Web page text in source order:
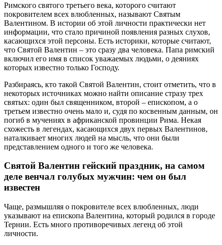
Римского святого третьего века, которого считают
покровителем всех влюбленных, называют Святым
Валентином. В истории об этой личности практически нет
информации, что стало причиной появления разных слухов,
касающихся этой персоны. Есть историки, которые считают,
что Святой Валентин – это сразу два человека. Папа римский
включил его имя в список уважаемых людьми, о деяниях
которых известно только Господу.
Разбираясь, кто такой Святой Валентин, стоит отметить, что в
некоторых источниках можно найти описание стразу трех
святых: один был священником, второй – епископом, а о
третьем известно очень мало и, судя по косвенным данным, он
погиб в мучениях в африканской провинции Рима. Некая
схожесть в легендах, касающихся двух первых Валентинов,
наталкивает многих людей на мысль, что они были
представлением одного и того же человека.
Святой Валентин гейский праздник, на самом
деле венчал голубых мужчин: чем он был
известен
Чаще, размышляя о покровителе всех влюбленных, люди
указывают на епископа Валентина, который родился в городе
Тернии. Есть много противоречивых легенд об этой
личности.